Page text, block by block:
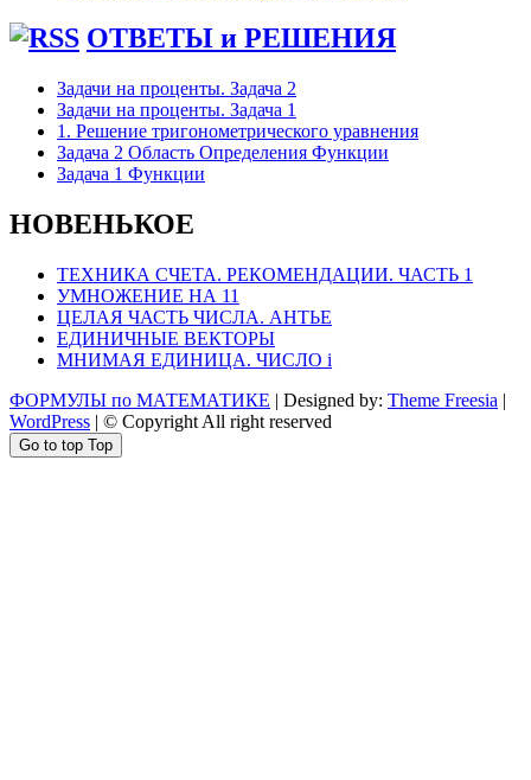
ОТВЕТЫ и РЕШЕНИЯ
Задачи на проценты. Задача 2
Задачи на проценты. Задача 1
1. Решение тригонометрического уравнения
Задача 2 Область Определения Функции
Задача 1 Функции
НОВЕНЬКОЕ
ТЕХНИКА СЧЕТА. РЕКОМЕНДАЦИИ. ЧАСТЬ 1
УМНОЖЕНИЕ НА 11
ЦЕЛАЯ ЧАСТЬ ЧИСЛА. АНТЬЕ
ЕДИНИЧНЫЕ ВЕКТОРЫ
МНИМАЯ ЕДИНИЦА. ЧИСЛО i
ФОРМУЛЫ по МАТЕМАТИКЕ | Designed by: Theme Freesia |
WordPress | © Copyright All right reserved
Go to top Top